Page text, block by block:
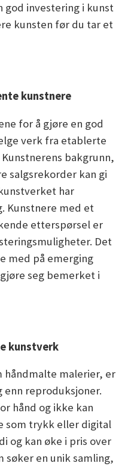
god investering i kunst
kunsten før du tar et
kunstnere
for å gjøre en god
verk fra etablerte
bakgrunn,
salgsrekorder kan gi
har
Kunstnere med et
etterspørsel er
Det
med på emerging
seg bemerket i
kunstverk
håndmalte malerier, er
enn reproduksjoner.
hånd og ikke kan
som trykk eller digital
og kan øke i pris over
søker en unik samling,